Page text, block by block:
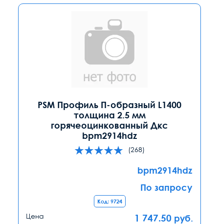
PSM Профиль П-образный L1400
толщина 2.5 мм
горячеоцинкованный Дкс
bpm2914hdz
(268)
bpm2914hdz
По запросу
Код: 9724
Цена 1 747.50 руб.